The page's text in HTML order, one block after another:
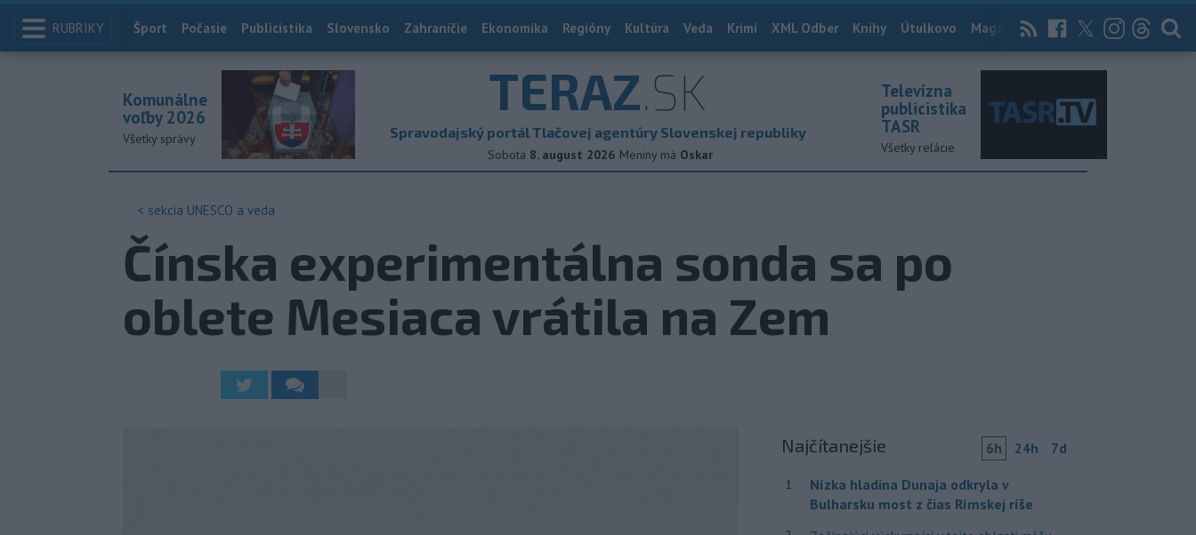
RUBRIKY Index
Šport Počasie Publicistika Slovensko Zahraničie Ekonomika Regióny Kultúra Veda Krimi XML Odber Knihy Útulkovo Magazín News Now Archív
TERAZ.SK
Spravodajský portál Tlačovej agentúry Slovenskej republiky
Sobota 8. august 2026 Meniny má Oskar
Komunálne
voľby 2026
Všetky správy
Televízna
publicistika
TASR
Všetky relácie
< sekcia UNESCO a veda
Čínska experimentálna sonda sa po
oblete Mesiaca vrátila na Zem
Najčítanejšie 6h 24h 7d
1
Nízka hladina Dunaja odkryla v
Bulharsku most z čias Rímskej ríše